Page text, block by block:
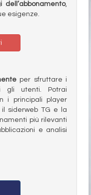
dell’abbonamento,
esigenze.
per sfruttare i
gli utenti. Potrai
i principali player
siderweb TG e la
più rilevanti
e analisi